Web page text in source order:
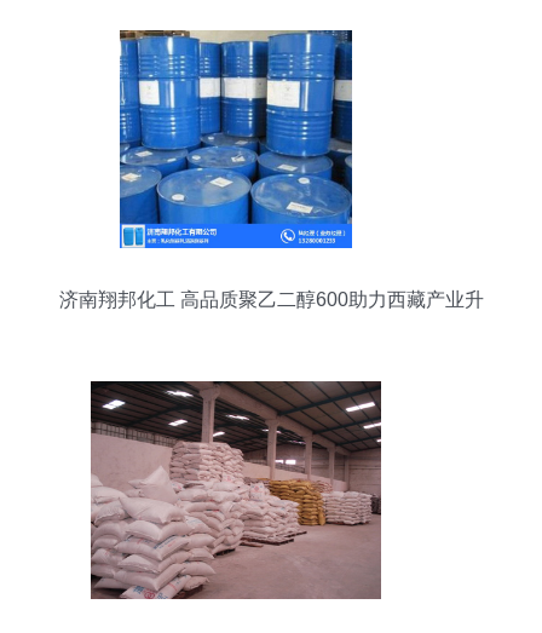
济南翔邦化工 高品质聚乙二醇600助力西藏产业升